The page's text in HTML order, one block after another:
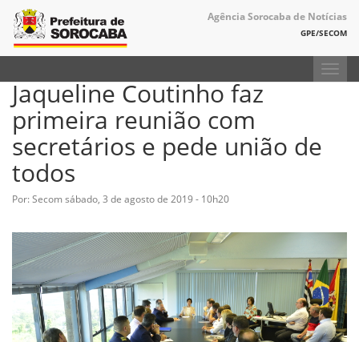
Agência Sorocaba de Notícias
GPE/SECOM
Jaqueline Coutinho faz
primeira reunião com
secretários e pede união de
todos
Por: Secomsábado, 3 de agosto de 2019 - 10h20